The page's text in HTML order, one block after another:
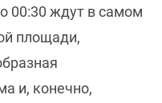
00:30 ждут в самом
площади,
и, конечно,